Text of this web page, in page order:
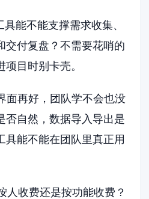
具能不能支撑需求收集、
交付复盘？不需要花哨的
目时别卡壳。
面再好，团队学不会也没
否自然，数据导入导出是
具能不能在团队里真正用
人收费还是按功能收费？